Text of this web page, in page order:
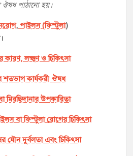
ঔষধ পাঠানো হয়।
, পাইলস (ফিস্টুলা)
লক্ষ্মণ ও চিকিৎসা
কার্যকরী ঔষধ
উপকারিতা
বা ফিস্টুলা রোগের চিকিৎসা
দুর্বলতা এবং চিকিৎসা